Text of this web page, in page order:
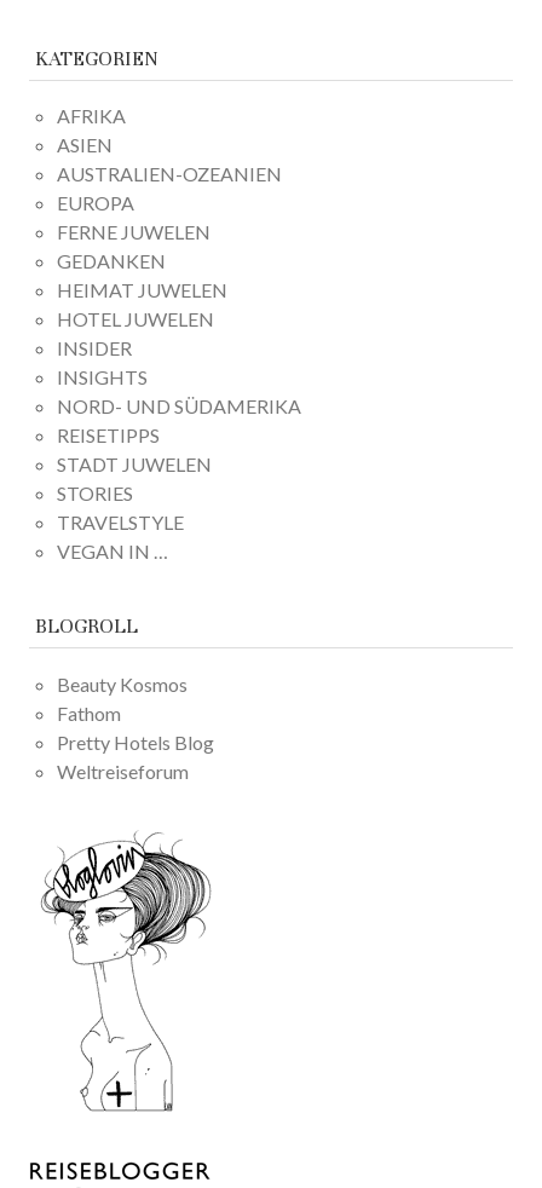
KATEGORIEN
AFRIKA
ASIEN
AUSTRALIEN-OZEANIEN
EUROPA
FERNE JUWELEN
GEDANKEN
HEIMAT JUWELEN
HOTEL JUWELEN
INSIDER
INSIGHTS
NORD- UND SÜDAMERIKA
REISETIPPS
STADT JUWELEN
STORIES
TRAVELSTYLE
VEGAN IN …
BLOGROLL
Beauty Kosmos
Fathom
Pretty Hotels Blog
Weltreiseforum